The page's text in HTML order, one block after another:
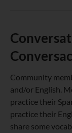
Community
and/or English.
practice their
practice their
share some